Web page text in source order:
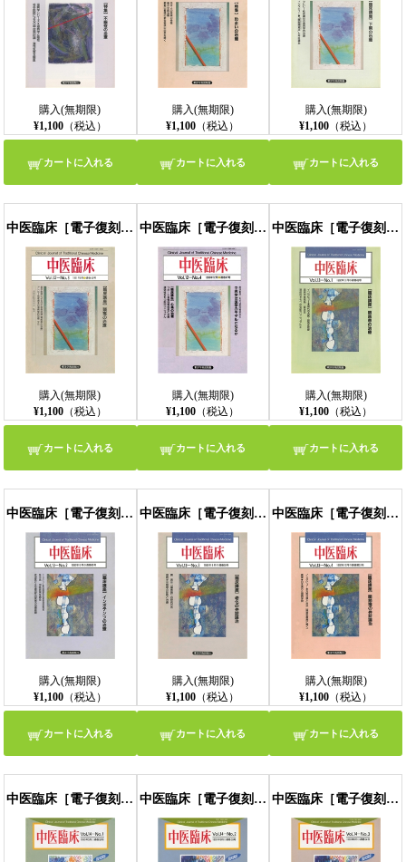
購入(無期限)
¥1,100（税込）
カートに入れる
購入(無期限)
¥1,100 （税込）
カートに入れる
購入(無期限)
¥1,100 （税込）
カートに入れる
中医臨床［電子復刻版］通巻46号
購入(無期限)
¥1,100（税込）
カートに入れる
中医臨床［電子復刻版］通巻47号
購入(無期限)
¥1,100 （税込）
カートに入れる
中医臨床［電子復刻版］通巻48号
購入(無期限)
¥1,100 （税込）
カートに入れる
中医臨床［電子復刻版］通巻49号
購入(無期限)
¥1,100（税込）
カートに入れる
中医臨床［電子復刻版］通巻50号
購入(無期限)
¥1,100 （税込）
カートに入れる
中医臨床［電子復刻版］通巻51号
購入(無期限)
¥1,100 （税込）
カートに入れる
中医臨床［電子復刻版］通巻52号 中医臨床［電子復刻版］通巻53号 中医臨床［電子復刻版］通巻54号